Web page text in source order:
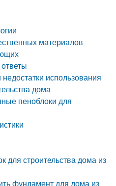
материалов
использования
дома
пеноблоки для
для строительства дома из
фундамент для дома из